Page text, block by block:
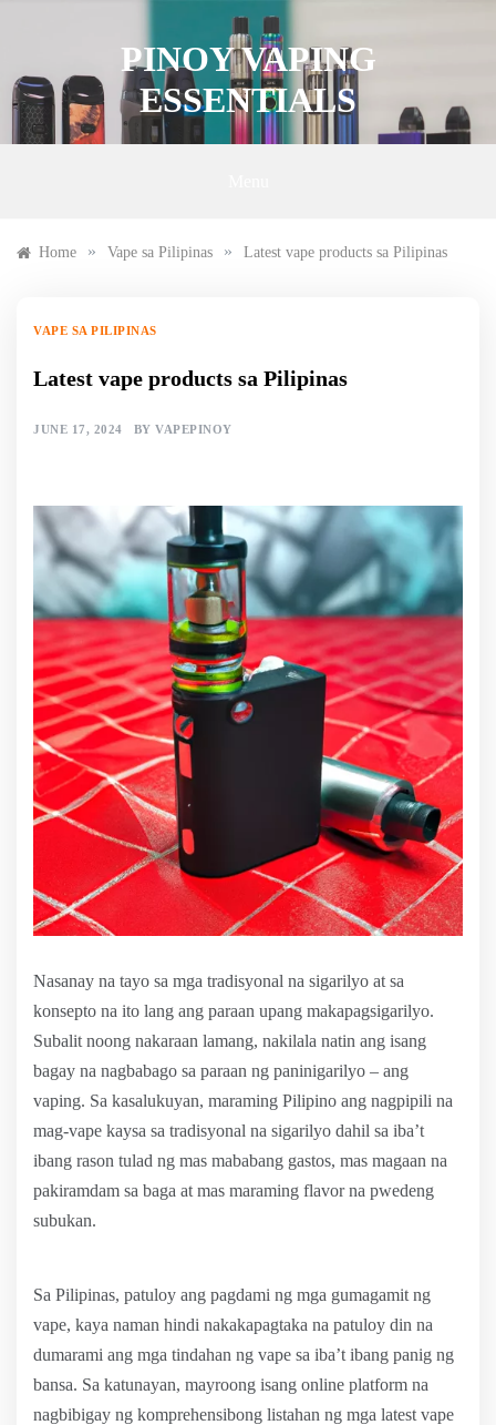
PINOY VAPING
ESSENTIALS
Home » Vape sa Pilipinas » Latest vape products sa Pilipinas
VAPE SA PILIPINAS
Latest vape products sa Pilipinas
JUNE 17, 2024 BY VAPEPINOY
Nasanay na tayo sa mga tradisyonal na sigarilyo at sa
konsepto na ito lang ang paraan upang makapagsigarilyo.
Subalit noong nakaraan lamang, nakilala natin ang isang
bagay na nagbabago sa paraan ng paninigarilyo – ang
vaping. Sa kasalukuyan, maraming Pilipino ang nagpipili na
mag-vape kaysa sa tradisyonal na sigarilyo dahil sa iba’t
ibang rason tulad ng mas mababang gastos, mas magaan na
pakiramdam sa baga at mas maraming flavor na pwedeng
subukan.
Sa Pilipinas, patuloy ang pagdami ng mga gumagamit ng
vape, kaya naman hindi nakakapagtaka na patuloy din na
dumarami ang mga tindahan ng vape sa iba’t ibang panig ng
bansa. Sa katunayan, mayroong isang online platform na
nagbibigay ng komprehensibong listahan ng mga latest vape